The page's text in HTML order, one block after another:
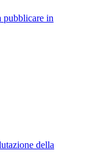
pubblicare in
della